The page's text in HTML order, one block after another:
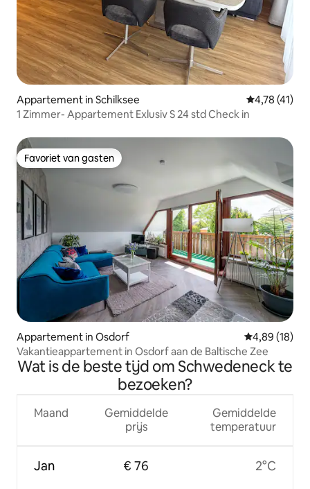
Appartement in Schilksee Gemiddelde
4,78 (41)
1 Zimmer- Appartement Exlusiv S 24 std Check in
Favoriet van gasten
Favoriet van gasten
Appartement in Osdorf Gemiddelde
4,89 (18)
Vakantieappartement in Osdorf aan de Baltische Zee
Wat is de beste tijd om Schwedeneck te
bezoeken?
Maand
Jan
Gemiddelde
prijs
€ 76
Gemiddelde
temperatuur
2°C